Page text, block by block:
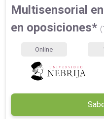
Multisensorial
en oposiciones*
Online